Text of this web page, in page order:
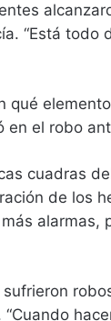
“Está todo
qué
el robo
cuadras
de los
alarmas,